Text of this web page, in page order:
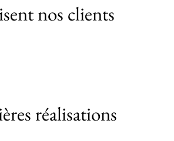
nos clients
réalisations